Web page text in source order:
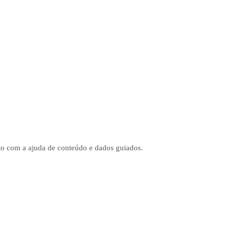
com a ajuda de conteúdo e dados guiados.